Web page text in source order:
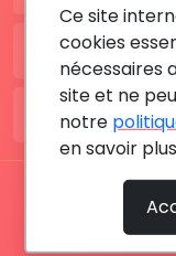
BE: +32
FR: +33
Tous les droits
Ce site
cookies
nécessaires
site et ne
notre
en savoir